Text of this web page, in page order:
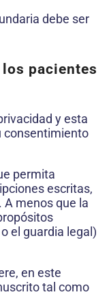
debe ser
pacientes
y esta
consentimiento
permita
escritas,
menos que la
el guardia legal)
en este
tal como